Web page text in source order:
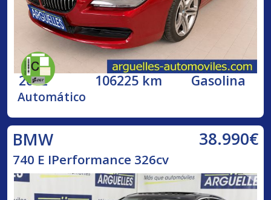
2012 106225 km Gasolina
Automático
BMW 38.990€
740 E IPerformance 326cv